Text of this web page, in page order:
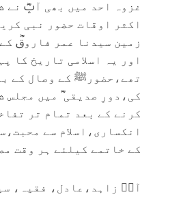
غزوہ احد میں بھی آپؓ نے
اکثر اوقات حضور نبی
زمین سیدنا عمر فاروقؓ
اور یہ اسلامی تاریخ کا
تھے،حضورﷺ کے وصال کے
کی،دورِ صدیقی ؓ میں مجلس
کرنے کے بعد تمام تر
انکساری،اسلام سے
کے خاتمے کیلئے ہر وقت
آپؓ زاہد،عادل، فقیہ،